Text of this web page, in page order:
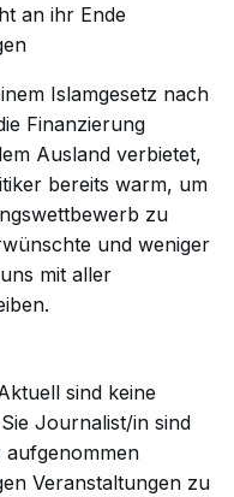
an ihr Ende
Islamgesetz nach
Finanzierung
Ausland verbietet,
bereits warm, um
zu
und weniger
mit aller
sind keine
Journalist/in sind
aufgenommen
Veranstaltungen zu